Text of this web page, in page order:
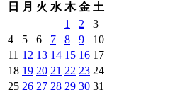
日
月 火 水 木 金 土
1
2
3
4
5 6 7 8 9
10
11 12 13 14 15 16 17
18 19 20 21 22 23 24
25 26 27 28 29 30 31